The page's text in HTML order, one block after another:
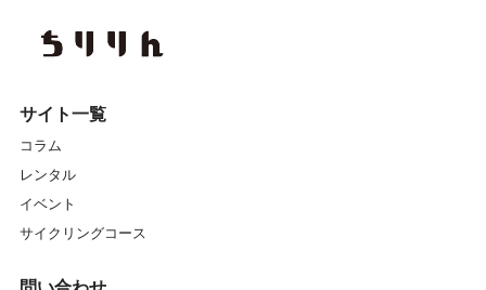
サイト一覧
コラム
レンタル
イベント
サイクリングコース